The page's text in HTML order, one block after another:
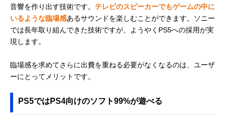
音響を作り出す技術です。 テレビのスピーカーでもゲームの中に
いるような臨場感あるサウンドを楽しむことができます。ソニー
では長年取り組んできた技術ですが、ようやくPS5への採用が実
現します。
臨場感を求めてさらに出費を重ねる必要がなくなるのは、ユーザ
ーにとってメリットです。
PS5ではPS4向けのソフト99%が遊べる